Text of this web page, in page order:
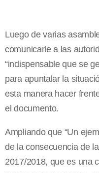
Luego de varias
comunicarle a las
“indispensable que se
para apuntalar la
esta manera hacer
el documento.
Ampliando que “Un
de la consecuencia de
2017/2018, que es una